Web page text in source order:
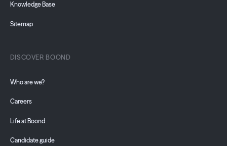
Knowledge Base
Sitemap
DISCOVER BOOND
Who are we?
Careers
Life at Boond
Candidate guide